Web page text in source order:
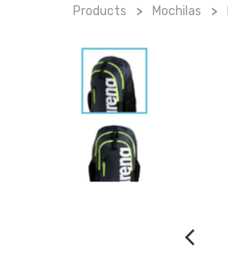
Products Mochilas